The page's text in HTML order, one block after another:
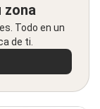
zona
Todo en un
de ti.